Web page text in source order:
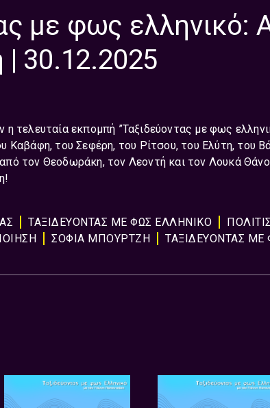
με φως ελληνικό:
| 30.12.2025
τελευταία εκπομπή ”Ταξιδεύοντας με φως
Καβάφη, του Σεφέρη, του Ρίτσου, του Ελύτη, του
τον Θεοδωράκη, τον Λεοντή και τον Λουκά
ΤΑΞΙΔΕΥΟΝΤΑΣ ΜΕ ΦΩΣ ΕΛΛΗΝΙΚΟ
ΣΟΦΙΑ ΜΠΟΥΡΤΖΗ ΤΑΞΙΔΕΥΟΝΤΑΣ ΜΕ